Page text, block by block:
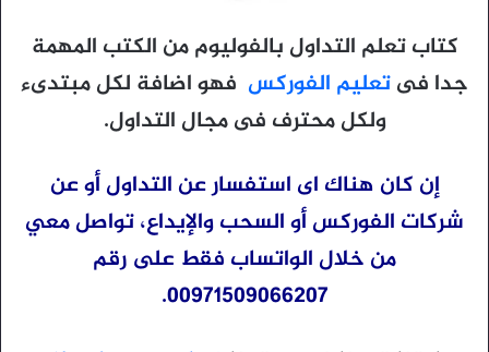
كتاب تعلم التداول بالفوليوم من الكتب المهمة
جدا فىتعليم الفوركس فهو اضافة لكل مبتدىء
ولكل محترف فى مجال التداول.
إن كان هناك اى استفسار عن التداول أو عن
شركات الفوركس أو السحب والإيداع، تواصل معي
من خلال الواتساب فقط على رقم
00971509066207.